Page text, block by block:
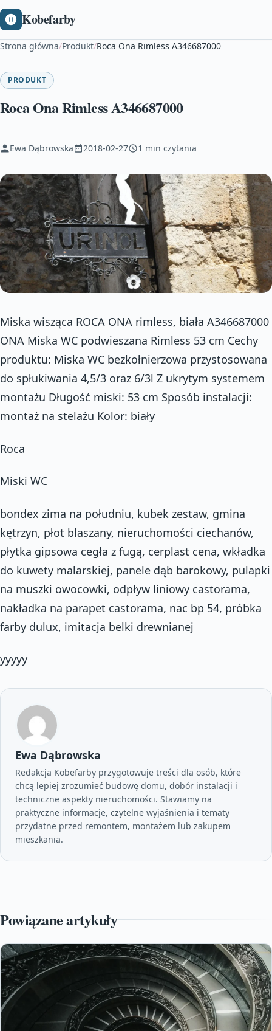
Kobefarby
Strona główna/Produkt/Roca Ona Rimless A346687000
PRODUKT
Roca Ona Rimless A346687000
Ewa Dąbrowska 2018-02-27 1 min czytania
Miska wisząca ROCA ONA rimless, biała A346687000
ONA Miska WC podwieszana Rimless 53 cm Cechy
produktu: Miska WC bezkołnierzowa przystosowana
do spłukiwania 4,5/3 oraz 6/3l Z ukrytym systemem
montażu Długość miski: 53 cm Sposób instalacji:
montaż na stelażu Kolor: biały
Roca
Miski WC
bondex zima na południu, kubek zestaw, gmina
kętrzyn, płot blaszany, nieruchomości ciechanów,
płytka gipsowa cegła z fugą, cerplast cena, wkładka
do kuwety malarskiej, panele dąb barokowy, pulapki
na muszki owocowki, odpływ liniowy castorama,
nakładka na parapet castorama, nac bp 54, próbka
farby dulux, imitacja belki drewnianej
yyyyy
Ewa Dąbrowska
Redakcja Kobefarby przygotowuje treści dla osób, które
chcą lepiej zrozumieć budowę domu, dobór instalacji i
techniczne aspekty nieruchomości. Stawiamy na
praktyczne informacje, czytelne wyjaśnienia i tematy
przydatne przed remontem, montażem lub zakupem
mieszkania.
Powiązane artykuły